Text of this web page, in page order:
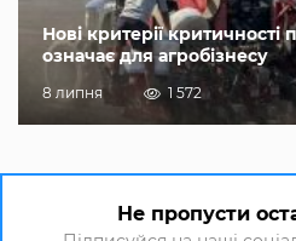
Нові критерії
означає для агробізнесу
8 липня 1 572
Не пропусти